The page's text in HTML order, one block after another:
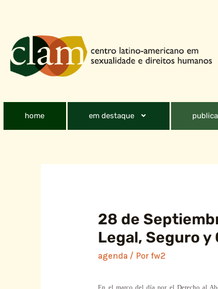
home em destaque
28 de
Legal, Seguro
agenda / Porfw2
En el marco del día por el Derecho al